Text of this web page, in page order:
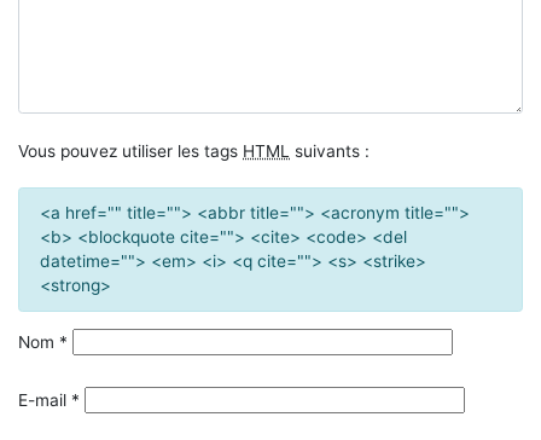
Vous pouvez utiliser les tags HTML suivants :
<a href="" title=""> <abbr title=""> <acronym title="">
<b> <blockquote cite=""> <cite> <code> <del
datetime=""> <em> <i> <q cite=""> <s> <strike>
<strong>
Nom *
E-mail *